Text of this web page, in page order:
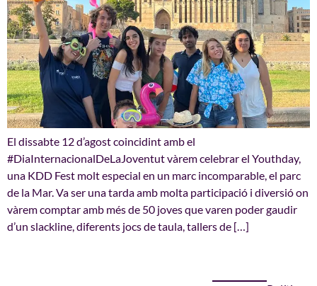
El dissabte 12 d’agost coincidint amb el
#DiaInternacionalDeLaJoventut vàrem celebrar el Youthday,
una KDD Fest molt especial en un marc incomparable, el parc
de la Mar. Va ser una tarda amb molta participació i diversió on
vàrem comptar amb més de 50 joves que varen poder gaudir
d’un slackline, diferents jocs de taula, tallers de […]